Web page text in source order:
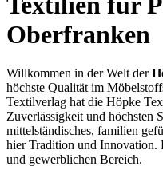
Oberfranken
Willkommen in der Welt der
höchste Qualität im
Textilverlag hat die Höpke
Zuverlässigkeit und höchsten
mittelständisches, familien
hier Tradition und Innovation.
und gewerblichen Bereich.